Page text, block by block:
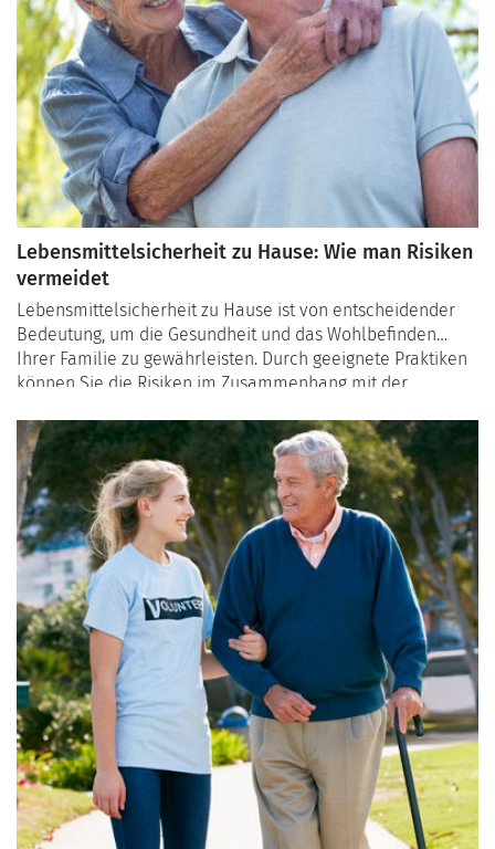
Lebensmittelsicherheit zu Hause: Wie man Risiken
vermeidet
Lebensmittelsicherheit zu Hause ist von entscheidender
Bedeutung, um die Gesundheit und das Wohlbefinden
Ihrer Familie zu gewährleisten. Durch geeignete Praktiken
können Sie die Risiken im Zusammenhang mit der
minimieren. Hier ist ein Leitfaden zu bewährten Praktiken
für die Lebensmittelsicherheit zu Hause.